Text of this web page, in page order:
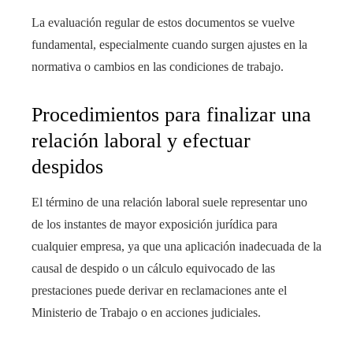
La evaluación regular de estos documentos se vuelve
fundamental, especialmente cuando surgen ajustes en la
normativa o cambios en las condiciones de trabajo.
Procedimientos para finalizar una
relación laboral y efectuar
despidos
El término de una relación laboral suele representar uno
de los instantes de mayor exposición jurídica para
cualquier empresa, ya que una aplicación inadecuada de la
causal de despido o un cálculo equivocado de las
prestaciones puede derivar en reclamaciones ante el
Ministerio de Trabajo o en acciones judiciales.